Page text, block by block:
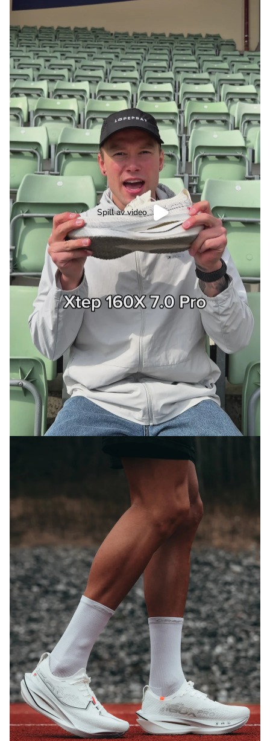
Spill av video